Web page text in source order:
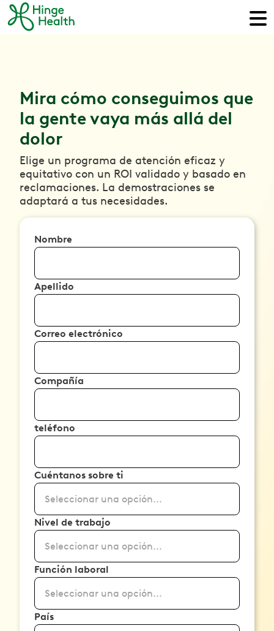
Mira cómo conseguimos que
la gente vaya más allá del
dolor
Elige un programa de atención eficaz y
equitativo con un ROI validado y basado en
reclamaciones. La demostraciones se
adaptará a tus necesidades.
Nombre
Apellido
Correo electrónico
Compañía
teléfono
Cuéntanos sobre ti
Seleccionar una opción...
Nivel de trabajo
Seleccionar una opción...
Función laboral
Seleccionar una opción...
País